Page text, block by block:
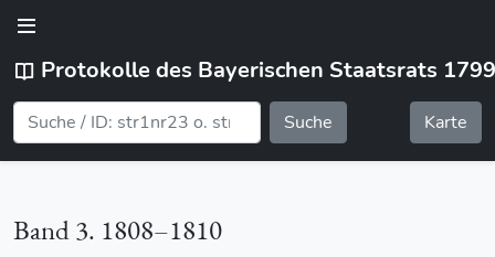
Protokolle des Bayerischen Staatsrats
Suche Karte
Band 3. 1808–1810